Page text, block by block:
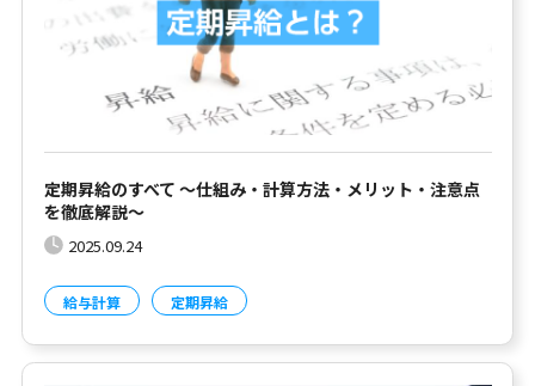
定期昇給のすべて ～仕組み・計算方法・メリット・注意点
を徹底解説～
2025.09.24
給与計算 定期昇給